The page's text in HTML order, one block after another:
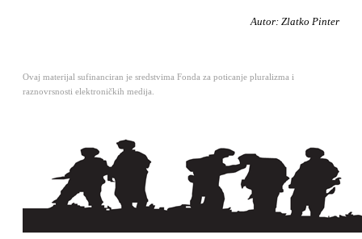
Autor: Zlatko Pinter
Ovaj materijal sufinanciran je sredstvima Fonda za poticanje pluralizma i
raznovrsnosti elektroničkih medija.